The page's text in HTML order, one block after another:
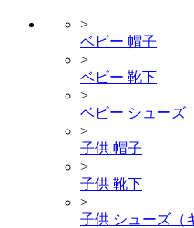
>
ベビー 帽子
>
ベビー 靴下
>
ベビー シューズ
>
子供 帽子
>
子供 靴下
>
子供 シューズ（